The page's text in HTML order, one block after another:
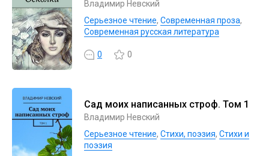
Владимир Невский
Серьезное чтение, Современная проза,
Современная русская литература
0 0
Сад моих написанных строф. Том 1
Владимир Невский
Серьезное чтение, Cтихи, поэзия, Стихи и
поэзия